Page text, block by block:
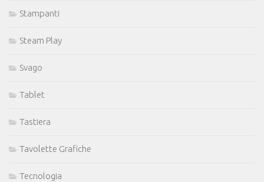
Stampanti
Steam Play
Svago
Tablet
Tastiera
Tavolette Grafiche
Tecnologia